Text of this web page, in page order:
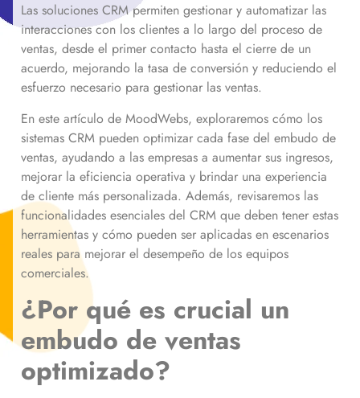
Las soluciones CRM permiten gestionar y automatizar las
interacciones con los clientes a lo largo del proceso de
ventas, desde el primer contacto hasta el cierre de un
acuerdo, mejorando la tasa de conversión y reduciendo el
esfuerzo necesario para gestionar las ventas.
En este artículo de MoodWebs, exploraremos cómo los
sistemas CRM pueden optimizar cada fase del embudo de
ventas, ayudando a las empresas a aumentar sus ingresos,
mejorar la eficiencia operativa y brindar una experiencia
de cliente más personalizada. Además, revisaremos las
funcionalidades esenciales del CRM que deben tener estas
herramientas y cómo pueden ser aplicadas en escenarios
reales para mejorar el desempeño de los equipos
comerciales.
¿Por qué es crucial un
embudo de ventas
optimizado?